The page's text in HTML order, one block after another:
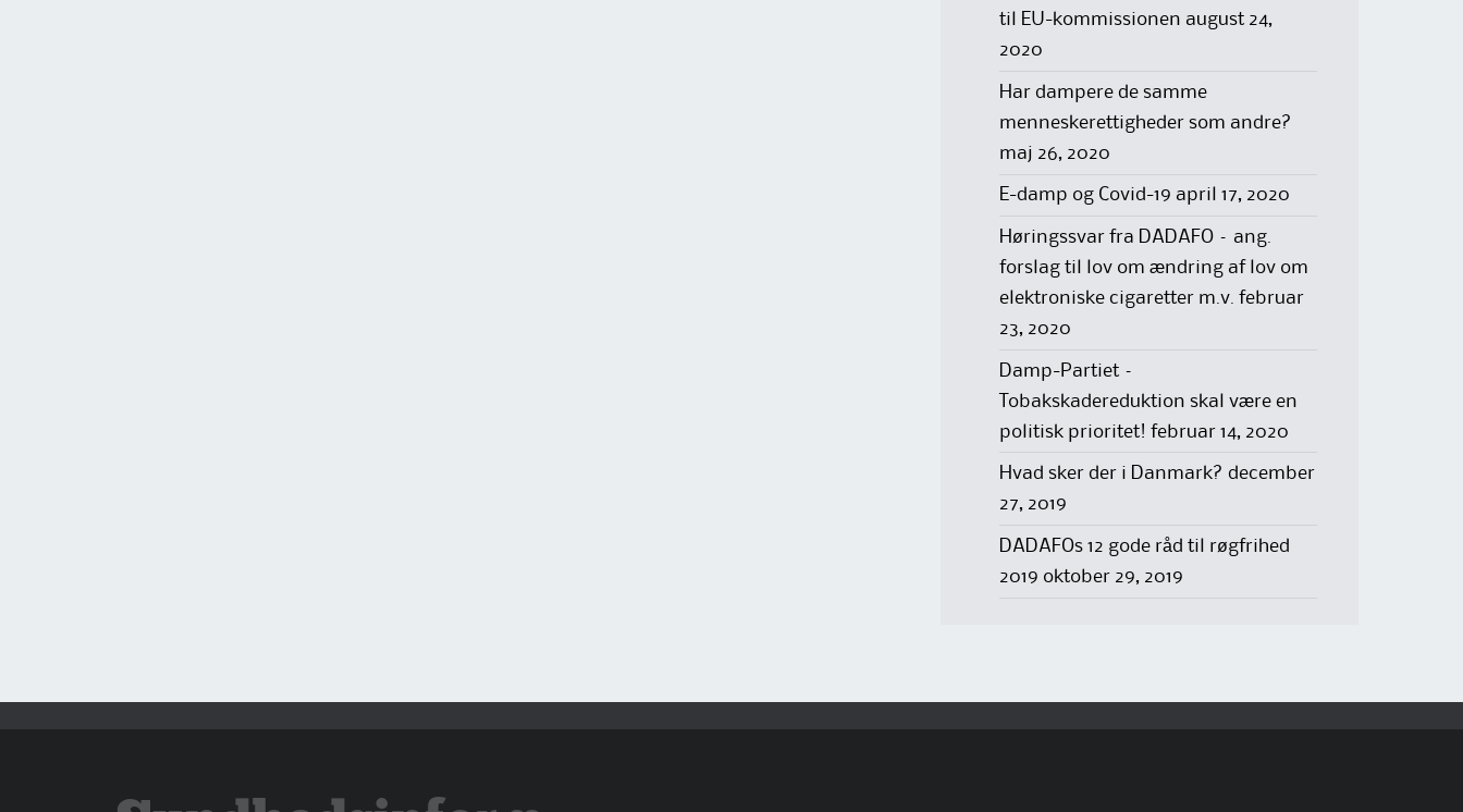
til EU-kommissionen august 24,
2020
Har dampere de samme
menneskerettigheder som andre?
maj 26, 2020
E-damp og Covid-19 april 17, 2020
Høringssvar fra DADAFO – ang.
forslag til lov om ændring af lov om
elektroniske cigaretter m.v. februar
23, 2020
Damp-Partiet –
Tobakskadereduktion skal være en
politisk prioritet! februar 14, 2020
Hvad sker der i Danmark? december
27, 2019
DADAFOs 12 gode råd til røgfrihed
2019 oktober 29, 2019